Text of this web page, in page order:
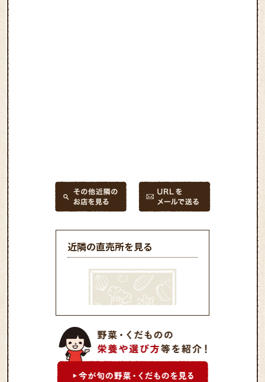
近隣の直売所を見る
ＪＡ産直「土の香なべし
ま」